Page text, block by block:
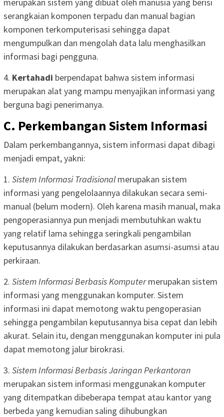
serangkaian komponen terpadu dan manual bagian
komponen terkomputerisasi sehingga dapat
mengumpulkan dan mengolah data lalu menghasilkan
informasi bagi pengguna.
4. Kertahadi berpendapat bahwa sistem informasi
merupakan alat yang mampu menyajikan informasi yang
berguna bagi penerimanya.
C. Perkembangan Sistem Informasi
Dalam perkembangannya, sistem informasi dapat dibagi
menjadi empat, yakni:
1. Sistem Informasi Tradisionalmerupakan sistem
informasi yang pengelolaannya dilakukan secara semi-
manual (belum modern). Oleh karena masih manual, maka
pengoperasiannya pun menjadi membutuhkan waktu
yang relatif lama sehingga seringkali pengambilan
keputusannya dilakukan berdasarkan asumsi-asumsi atau
perkiraan.
2. Sistem Informasi Berbasis Komputermerupakan sistem
informasi yang menggunakan komputer. Sistem
informasi ini dapat memotong waktu pengoperasian
sehingga pengambilan keputusannya bisa cepat dan lebih
akurat. Selain itu, dengan menggunakan komputer ini pula
dapat memotong jalur birokrasi.
3. Sistem Informasi Berbasis Jaringan Perkantoran
merupakan sistem informasi menggunakan komputer
yang ditempatkan dibeberapa tempat atau kantor yang
berbeda yang kemudian saling dihubungkan